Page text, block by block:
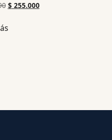
$255.000